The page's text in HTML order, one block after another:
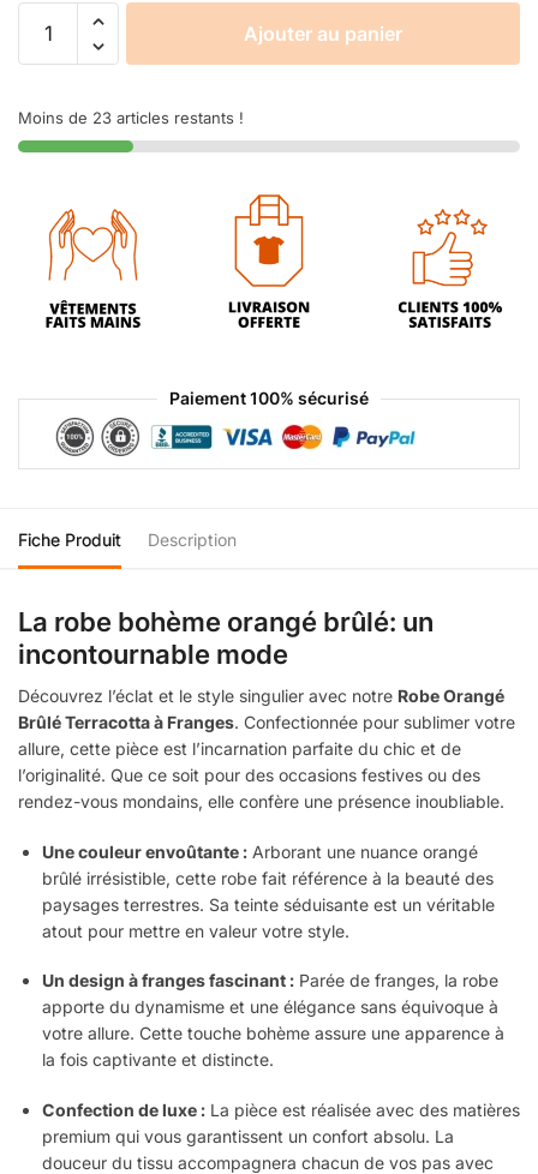
Ajouter au panier
Moins de 23 articles restants !
Paiement 100% sécurisé
Fiche Produit Description
La robe bohème orangé brûlé: un
incontournable mode
Découvrez l’éclat et le style singulier avec notre Robe Orangé
Brûlé Terracotta à Franges. Confectionnée pour sublimer votre
allure, cette pièce est l’incarnation parfaite du chic et de
l’originalité. Que ce soit pour des occasions festives ou des
rendez-vous mondains, elle confère une présence inoubliable.
Une couleur envoûtante : Arborant une nuance orangé
brûlé irrésistible, cette robe fait référence à la beauté des
paysages terrestres. Sa teinte séduisante est un véritable
atout pour mettre en valeur votre style.
Un design à franges fascinant : Parée de franges, la robe
apporte du dynamisme et une élégance sans équivoque à
votre allure. Cette touche bohème assure une apparence à
la fois captivante et distincte.
Confection de luxe : La pièce est réalisée avec des matières
premium qui vous garantissent un confort absolu. La
douceur du tissu accompagnera chacun de vos pas avec